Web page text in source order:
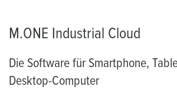
M.ONE Industrial Cloud
Die Software für Smartphone,
Desktop-Computer